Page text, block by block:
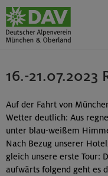
16.-
Auf der Fahrt von
Wetter deutlich: Aus
unter blau-weißem
Nach Bezug unserer
gleich unsere erste Tour:
aufwärts folgend geht es